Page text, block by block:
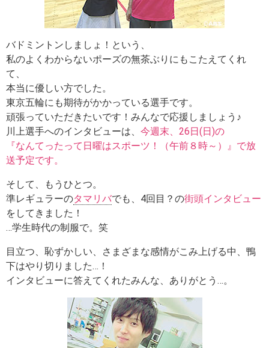
バドミントンしましょ！という、
私のよくわからないポーズの無茶ぶりにもこたえてくれ
て、
本当に優しい方でした。
東京五輪にも期待がかかっている選手です。
頑張っていただきたいです！みんなで応援しましょう♪
川上選手へのインタビューは、 今週末、26日(日)の
『なんてったって日曜はスポーツ！（午前８時～）』で放
送予定です。
そして、もうひとつ。
準レギュラーのタマリバでも、4回目？の街頭インタビュー
をしてきました！
…学生時代の制服で。笑
目立つ、恥ずかしい、さまざまな感情がこみ上げる中、鴨
下はやり切りました…！
インタビューに答えてくれたみんな、ありがとう…。